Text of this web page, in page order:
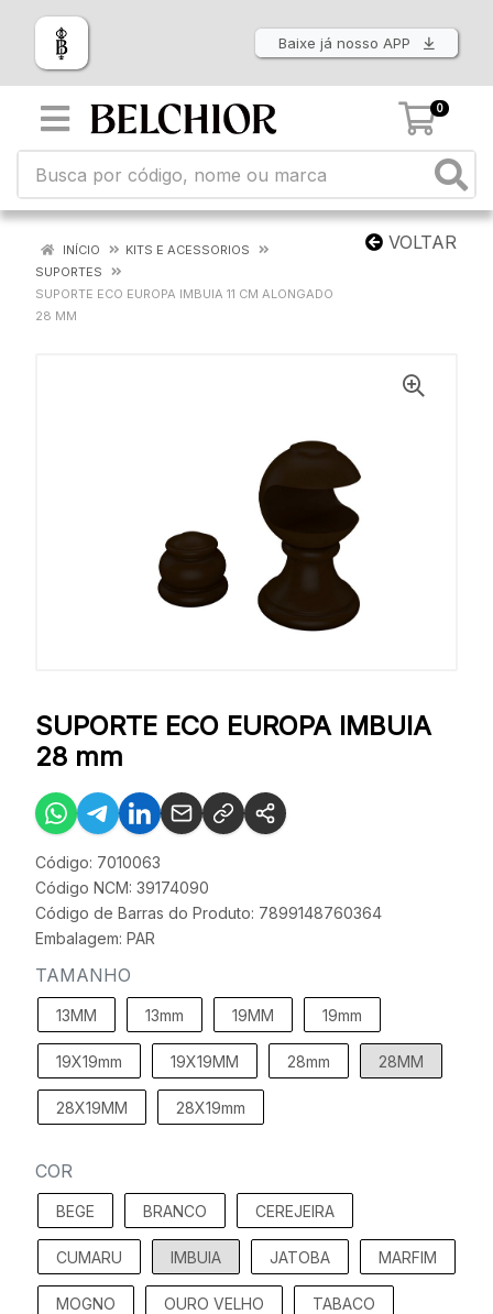
Baixe já nosso APP
0
VOLTAR
INÍCIO
KITS E ACESSORIOS
SUPORTES
SUPORTE ECO EUROPA IMBUIA 11 CM ALONGADO
28 MM
SUPORTE ECO EUROPA IMBUIA
28 mm
Código: 7010063
Código NCM: 39174090
Código de Barras do Produto: 7899148760364
Embalagem: PAR
TAMANHO
13MM 13mm 19MM 19mm
19X19mm 19X19MM 28mm 28MM
28X19MM 28X19mm
COR
BEGE BRANCO CEREJEIRA
CUMARU IMBUIA JATOBA MARFIM
MOGNO OURO VELHO TABACO